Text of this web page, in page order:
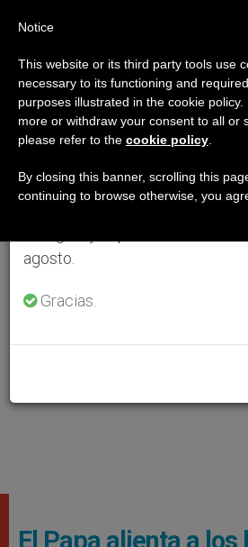
El Papa alienta a
Aviso importante
Del 27 de julio al 7 de agosto
anual, aprovechando que en el
se generan menos
agosto.
Gracias.
Notice
This website or its third party tools use
necessary to its functioning and
purposes illustrated in the cookie
more or withdraw your consent to all or
please refer to the cookie policy
By closing this banner, scrolling this
continuing to browse otherwise, you